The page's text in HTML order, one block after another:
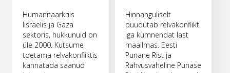
Humanitaarkriis
Iisraelis ja Gaza
sektoris, hukkunuid on
üle 2000. Kutsume
toetama relvakonfliktis
kannatada saanud
Hinnanguliselt
puudutab relvakonflikt
iga kümnendat last
maailmas. Eesti
Punane Rist ja
Rahvusvaheline Punase